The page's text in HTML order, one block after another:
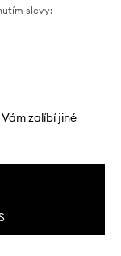
slevy:
zalíbí jiné